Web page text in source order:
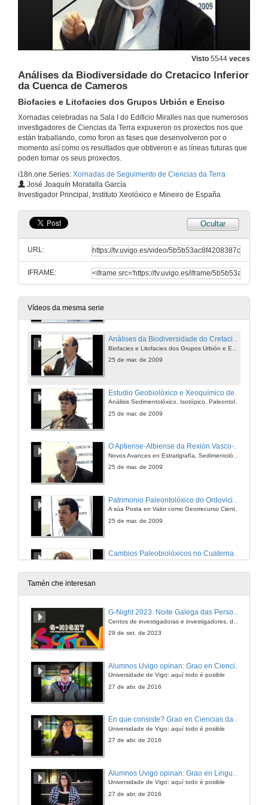
Visto 5544 veces
Análises da Biodiversidade do Cretacico Inferior
da Cuenca de Cameros
Biofacies e Litofacies dos Grupos Urbión e Enciso
Xornadas celebradas na Sala I do Edificio Miralles nas que numerosos
investigadores de Ciencias da Terra expuxeron os proxectos nos que
están traballando, como foron as fases que desenvolveron por o
momento así como os resultados que obtiveron e as líneas futuras que
poden tomar os seus proxectos.
i18n.one.Series: Xornadas de Seguimento de Ciencias da Terra
José Joaquín Moratalla García
Investigador Principal, Instituto Xeolóxico e Mineiro de España
Ocultar
URL:
IFRAME:
Vídeos da mesma serie
25 de mar. de 2009
Desenvolvemento e Optimización de Métodos e Ferramentas de Análise Espacial para a Caracterización Xeomorfolóxica das Plataformas Carbonatadas do Mediterráneo Occidental
O Rexistro de Cambios Globais nos Ecosistemas do Mioceno Medio ó Pleistoceno do Dominio Atlántico dende Lisboa (Portugal) ata Agadir (Marrocos)
25 de mar. de 2009
25 de mar. de 2009
Rexistro Sedimentario de Cambios Climáticos no Carbonífero de Bolivia
Bioestratigrafía e Ambientes Sedimentarios.
25 de mar. de 2009
O Límite Devonico-Carbonifero no Orogeno Varisco. Sedimentación Anoxica e Controles de Depósito
Análises da Biodiversidade do Cretacico Inferior da Cuenca de Cameros
25 de mar. de 2009
Análisis Sedimentolóxico, Isotópico, Paleontolóxico e Cronoestratigrafico
25 de mar. de 2009
O Aptiense-Albiense da Rexión Vasco-Cantábrica
25 de mar. de 2009
A súa Posta en Valor como Georrecurso Científico e Cultural en Áreas Naturais Protexidas
25 de mar. de 2009
Cambios Paleobiolóxicos no Cuaternario das Canarias Orientais, e a súa Relación coa Biodiversidade Actual
25 de mar. de 2009
Un Instrumento de Alta Resolución en Reconstruccións
Aplicación dun Modelo de Valoración e Xestión Integral ós xacementos de Dinosaurios de Teruel
Tafonomía, Sistemática e Paleo ecoloxía.
Tamén che interesan
G-Night 2023. Noite Galega das Persoas Investigadoras. Conciencias creativas
29 de set. de 2023
Universidade de Vigo: aquí todo é posible
27 de abr. de 2016
En que consiste? Grao en Ciencias da Linguaxe e Estudos Literarios
Universidade de Vigo: aquí todo é posible
27 de abr. de 2016
Universidade de Vigo: aquí todo é posible
27 de abr. de 2016